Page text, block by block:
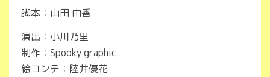
脚本：山田 由香
演出：小川乃里
制作：Spooky graphic
絵コンテ：陸井優花